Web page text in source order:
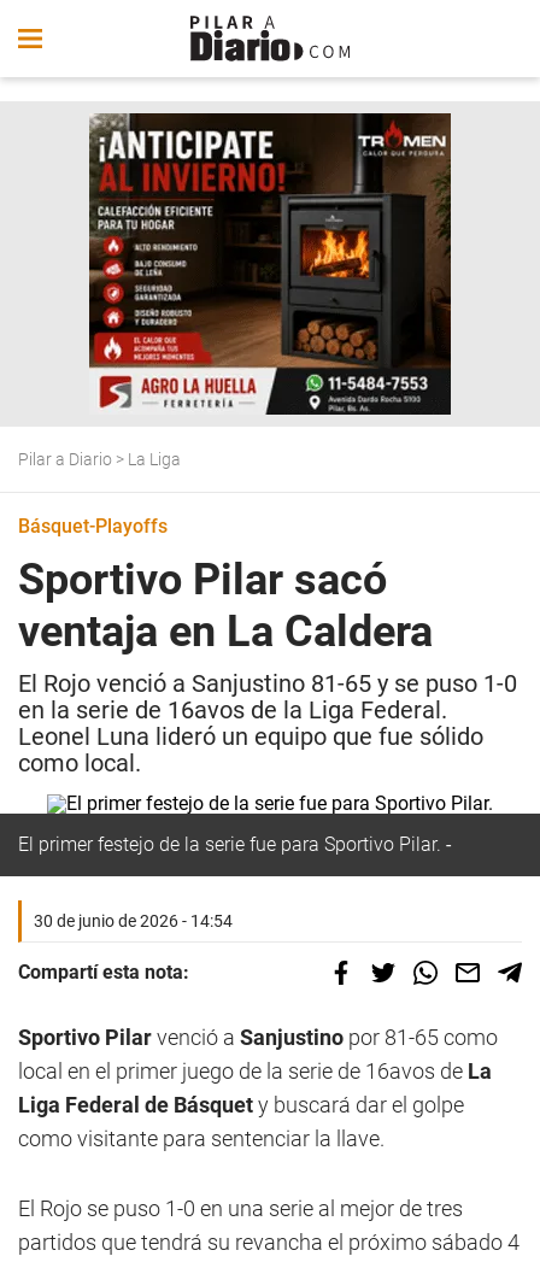
Pilar a Diario > La Liga
Básquet-Playoffs
Sportivo Pilar sacó
ventaja en La Caldera
El Rojo venció a Sanjustino 81-65 y se puso 1-0
en la serie de 16avos de la Liga Federal.
Leonel Luna lideró un equipo que fue sólido
como local.
El primer festejo de la serie fue para Sportivo Pilar.
30 de junio de 2026 - 14:54
Compartí esta nota:
Sportivo Pilarvenció a Sanjustino por 81-65 como
local en el primer juego de la serie de 16avos de La
Liga Federal de Básquety buscará dar el golpe
como visitante para sentenciar la llave.
El Rojo se puso 1-0 en una serie al mejor de tres
partidos que tendrá su revancha el próximo sábado 4